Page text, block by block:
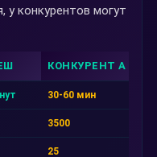
у конкурентов могут
КОНКУРЕНТ А
30-60 мин
3500
25